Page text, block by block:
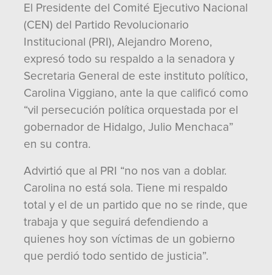
El Presidente del Comité Ejecutivo Nacional
(CEN) del Partido Revolucionario
Institucional (PRI), Alejandro Moreno,
expresó todo su respaldo a la senadora y
Secretaria General de este instituto político,
Carolina Viggiano, ante la que calificó como
“vil persecución política orquestada por el
gobernador de Hidalgo, Julio Menchaca”
en su contra.
Advirtió que al PRI “no nos van a doblar.
Carolina no está sola. Tiene mi respaldo
total y el de un partido que no se rinde, que
trabaja y que seguirá defendiendo a
quienes hoy son víctimas de un gobierno
que perdió todo sentido de justicia”.